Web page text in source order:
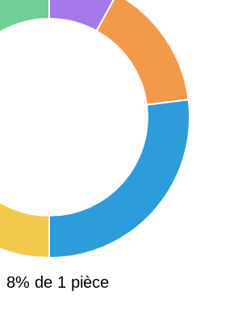
15 155 €
4 284 €
2 917 € 3 382 €
8% de 1 pièce